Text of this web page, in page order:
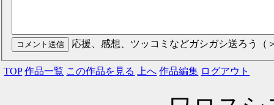
応援、感想、ツッコミなどガシガシ送ろう（
TOP 作品一覧 この作品を見る 上へ 作品編集 ログアウト